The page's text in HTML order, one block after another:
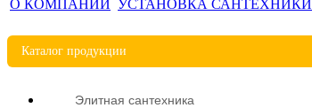
О КОМПАНИИ УСТАНОВКА САНТЕХНИКИ
Каталог продукции
Элитная сантехника